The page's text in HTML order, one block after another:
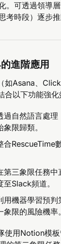
。可透過領導
考時段）逐步推
進階應用
如Asana、
合以下功能強化
過自然語言處
限歸類。
合RescueTime
第三象限任務
Slack頻道。
用機器學習預
限的風險機率。
使用Notion模